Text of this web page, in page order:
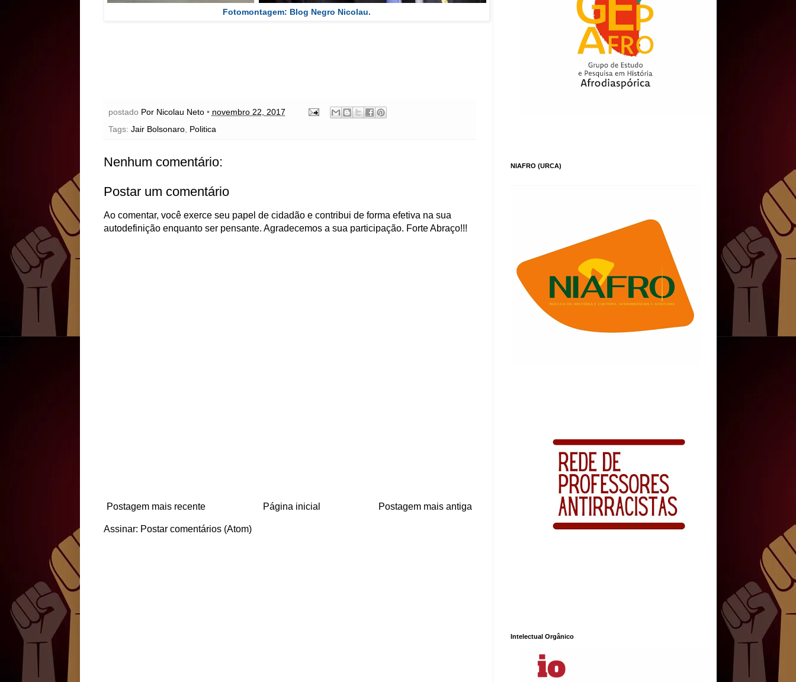
Fotomontagem: Blog Negro Nicolau.
postado Por Nicolau Neto • novembro 22, 2017
Tags: Jair Bolsonaro, Politica
Nenhum comentário:
Postar um comentário
Ao comentar, você exerce seu papel de cidadão e contribui de forma efetiva na sua
autodefinição enquanto ser pensante. Agradecemos a sua participação. Forte Abraço!!!
Postagem mais recente Postagem mais antiga
Página inicial
Assinar: Postar comentários (Atom)
NIAFRO (URCA)
Intelectual Orgânico